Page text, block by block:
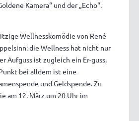
Kamera“ und der „Echo“.
Wellnesskomödie von René
die Wellness hat nicht nur
Aufguss ist zugleich ein Er-guss,
bei alldem ist eine
und Geldspende. Zu
am 12. März um 20 Uhr im